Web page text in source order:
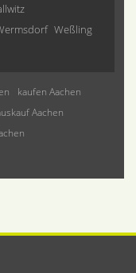
Weßling
kaufen Aachen
Aachen